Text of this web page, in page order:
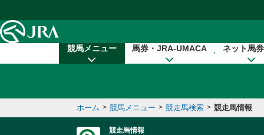
競馬メニュー 馬券・JRA-UMACA ネット馬
ホーム > 競馬メニュー > 競走馬検索 > 競走馬情報
競走馬情報